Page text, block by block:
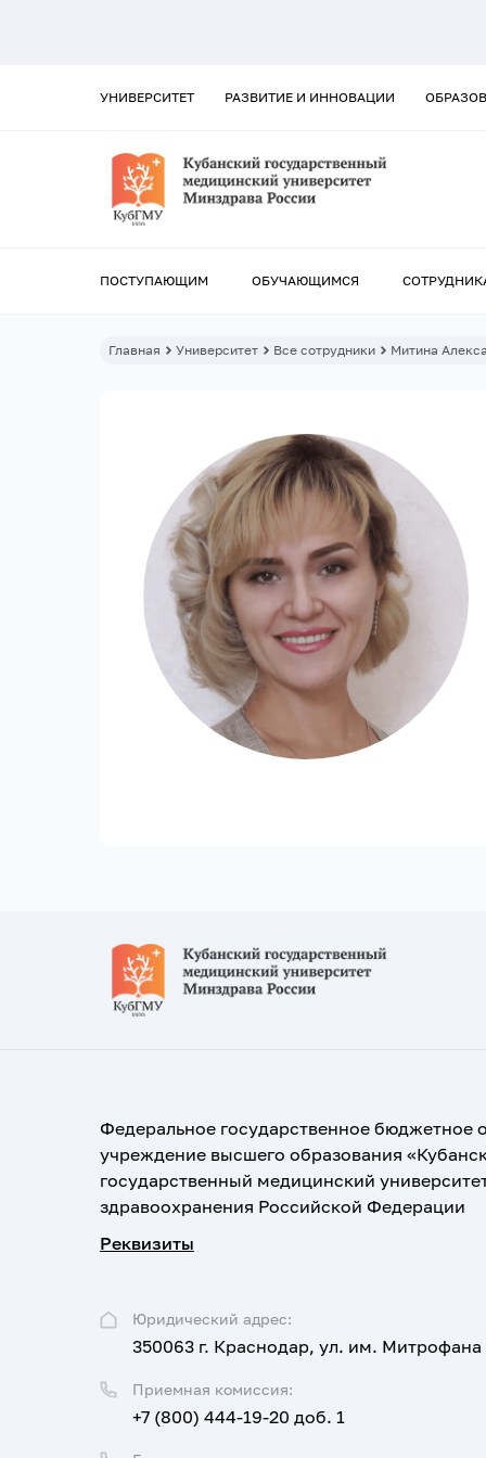
УНИВЕРСИТЕТ РАЗВИТИЕ И ИННОВАЦИИ
ПОСТУПАЮЩИМ ОБУЧАЮЩИМСЯ
Главная Университет Все сотрудники Митина
Федеральное государственное бюджетное
учреждение высшего образования
государственный медицинский
здравоохранения Российской Федерации
Реквизиты
Юридический адрес:
350063 г. Краснодар, ул. им.
Приемная комиссия:
+7 (800) 444-19-20 доб. 1